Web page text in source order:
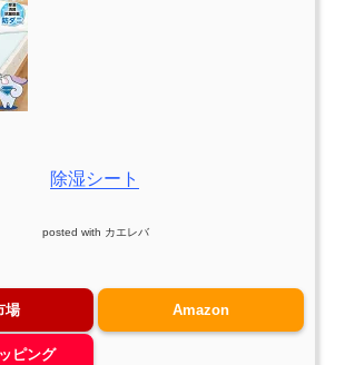
除湿シート
posted with カエレバ
場 Amazon
ピング